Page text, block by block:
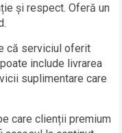
și respect. Oferă un
că serviciul oferit
include livrarea
suplimentare care
care clienții premium